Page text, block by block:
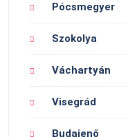
Pócsmegyer
Szokolya
Váchartyán
Visegrád
Budajenő